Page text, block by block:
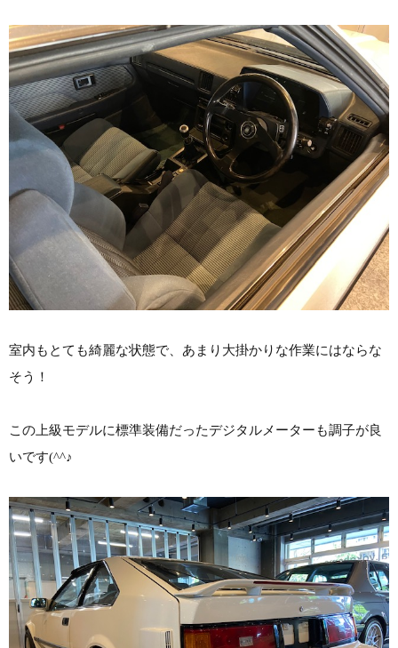
室内もとても綺麗な状態で、あまり大掛かりな作業にはならな
そう！
この上級モデルに標準装備だったデジタルメーターも調子が良
いです(^^♪